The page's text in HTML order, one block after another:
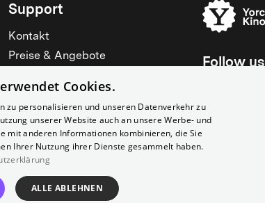
Support
Kontakt
Preise & Angebote
Barrierefreiheit
Widerruf erklären
Alle zeigen
Follow us
Cookies.
zu personalisieren und unseren Datenverkehr zu
unserer Website auch an unsere Werbe- und
mit anderen Informationen kombinieren, die Sie
Ihrer Nutzung ihrer Dienste gesammelt haben.
ALLE ABLEHNEN